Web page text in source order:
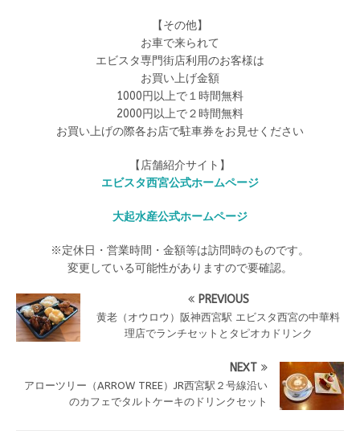
【その他】
お車で来られて
エビスタ専門街店利用のお客様は
お買い上げ金額
1000円以上で１時間無料
2000円以上で２時間無料
お買い上げの際各お店で駐車券をお見せください
【店舗紹介サイト】
エビスタ西宮公式ホームページ
大起水産公式ホームページ
※定休日・営業時間・金額等は訪問時のものです。
変更している可能性がありますので要確認。
PREVIOUS
黄老（オウロウ）阪神西宮駅 エビスタ西宮の中華料
理店でランチセットとタピオカドリンク
NEXT
アローツリー（ARROW TREE）JR西宮駅２号線沿い
のカフェでタルトケーキのドリンクセット